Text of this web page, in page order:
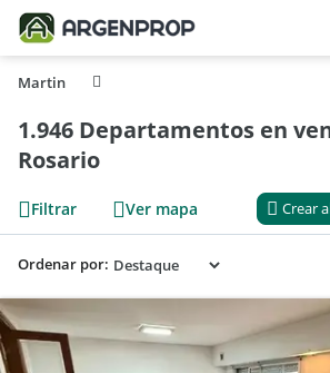
Martin
1.946 Departamentos en
Rosario
Filtrar Ver mapa Crear
Ordenar por: